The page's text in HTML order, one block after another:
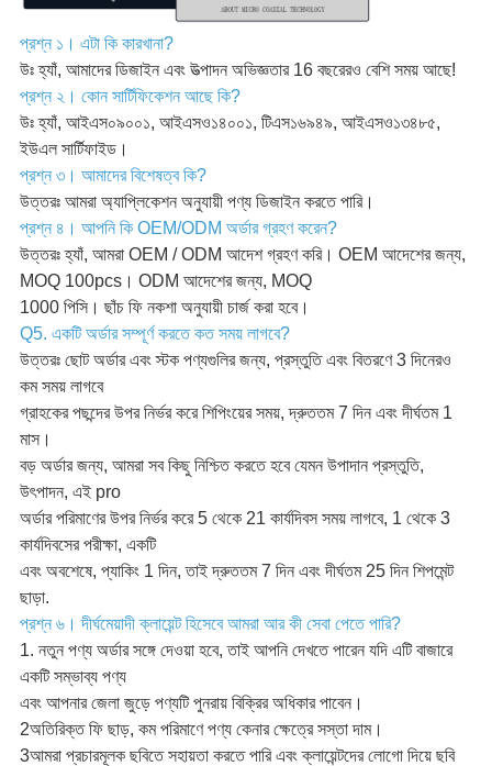
প্রশ্ন ১। এটা কি কারখানা?
উঃ হ্যাঁ, আমাদের ডিজাইন এবং উত্পাদন অভিজ্ঞতার 16 বছরেরও বেশি সময় আছে!
প্রশ্ন ২। কোন সার্টিফিকেশন আছে কি?
উঃ হ্যাঁ, আইএস০৯০০১, আইএসও১৪০০১, টিএস১৬৯৪৯, আইএসও১৩৪৮৫,
ইউএল সার্টিফাইড।
প্রশ্ন ৩। আমাদের বিশেষত্ব কি?
উত্তরঃ আমরা অ্যাপ্লিকেশন অনুযায়ী পণ্য ডিজাইন করতে পারি।
প্রশ্ন ৪। আপনি কি OEM/ODM অর্ডার গ্রহণ করেন?
উত্তরঃ হ্যাঁ, আমরা OEM / ODM আদেশ গ্রহণ করি। OEM আদেশের জন্য,
MOQ 100pcs। ODM আদেশের জন্য, MOQ
1000 পিসি। ছাঁচ ফি নকশা অনুযায়ী চার্জ করা হবে।
Q5. একটি অর্ডার সম্পূর্ণ করতে কত সময় লাগবে?
উত্তরঃ ছোট অর্ডার এবং স্টক পণ্যগুলির জন্য, প্রস্তুতি এবং বিতরণে 3 দিনেরও
কম সময় লাগবে
গ্রাহকের পছন্দের উপর নির্ভর করে শিপিংয়ের সময়, দ্রুততম 7 দিন এবং দীর্ঘতম 1
মাস।
বড় অর্ডার জন্য, আমরা সব কিছু নিশ্চিত করতে হবে যেমন উপাদান প্রস্তুতি,
উৎপাদন, এই pro
অর্ডার পরিমাণের উপর নির্ভর করে 5 থেকে 21 কার্যদিবস সময় লাগবে, 1 থেকে 3
কার্যদিবসের পরীক্ষা, একটি
এবং অবশেষে, প্যাকিং 1 দিন, তাই দ্রুততম 7 দিন এবং দীর্ঘতম 25 দিন শিপমেন্ট
ছাড়া.
প্রশ্ন ৬। দীর্ঘমেয়াদী ক্লায়েন্ট হিসেবে আমরা আর কী সেবা পেতে পারি?
1. নতুন পণ্য অর্ডার সঙ্গে দেওয়া হবে, তাই আপনি দেখতে পারেন যদি এটি বাজারে
একটি সম্ভাব্য পণ্য
এবং আপনার জেলা জুড়ে পণ্যটি পুনরায় বিক্রির অধিকার পাবেন।
2অতিরিক্ত ফি ছাড়, কম পরিমাণে পণ্য কেনার ক্ষেত্রে সস্তা দাম।
3আমরা প্রচারমূলক ছবিতে সহায়তা করতে পারি এবং ক্লায়েন্টদের লোগো দিয়ে ছবি